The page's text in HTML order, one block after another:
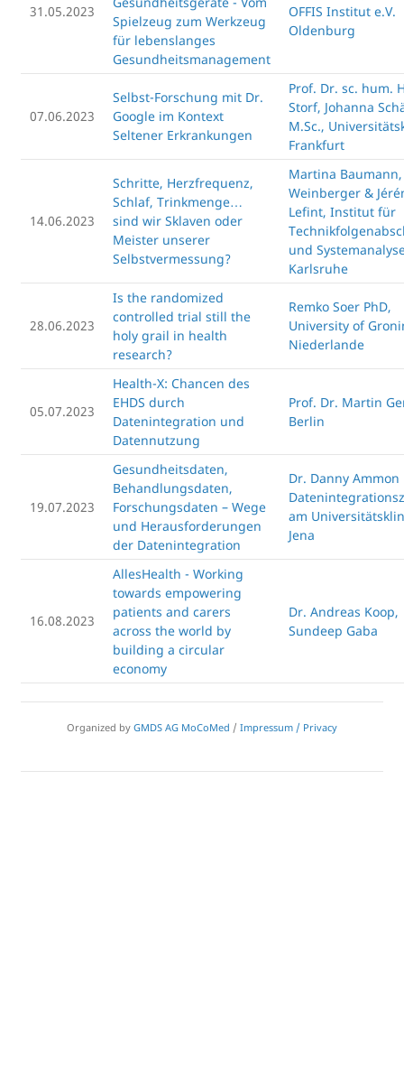
31.05.2023
Spielzeug zum Werkzeug
für lebenslanges
Gesundheitsmanagement
OFFIS Institut e.V.
Oldenburg
07.06.2023
Selbst-Forschung mit Dr.
Google im Kontext
Seltener Erkrankungen
Prof. Dr. sc. hum.
Storf, Johanna
M.Sc.,
Frankfurt
14.06.2023
Schritte, Herzfrequenz,
Schlaf, Trinkmenge…
sind wir Sklaven oder
Meister unserer
Selbstvermessung?
Martina
Weinberger &
Lefint, Institut für
und
Karlsruhe
28.06.2023
Is the randomized
controlled trial still the
holy grail in health
research?
Remko Soer PhD,
University of
Niederlande
05.07.2023
Health-X: Chancen des
EHDS durch
Datenintegration und
Datennutzung
Prof. Dr. Martin
Berlin
19.07.2023
Gesundheitsdaten,
Behandlungsdaten,
Forschungsdaten – Wege
und Herausforderungen
der Datenintegration
Dr. Danny Ammon
am
Jena
16.08.2023
AllesHealth - Working
towards empowering
patients and carers
across the world by
building a circular
economy
Dr. Andreas Koop,
Sundeep Gaba
Organized by GMDS AG MoCoMed / Impressum / Privacy